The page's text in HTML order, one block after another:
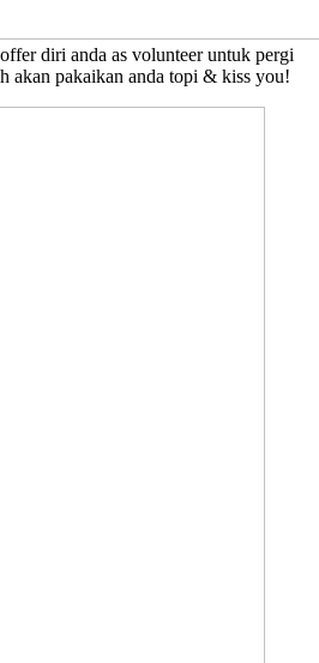
diri anda as volunteer untuk pergi
akan pakaikan anda topi & kiss you!